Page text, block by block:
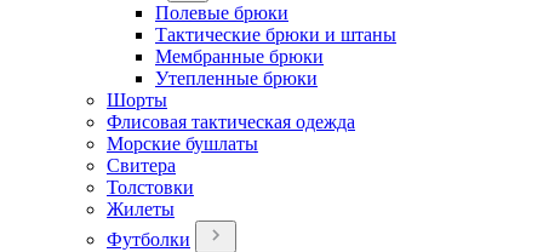
Полевые брюки
Тактические брюки и штаны
Мембранные брюки
Утепленные брюки
Шорты
Флисовая тактическая одежда
Морские бушлаты
Свитера
Толстовки
Жилеты
Футболки